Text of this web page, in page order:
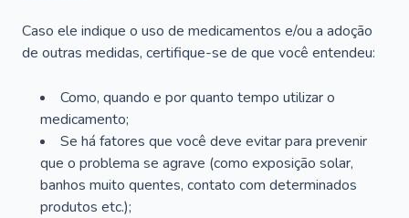
Caso ele indique o uso de medicamentos e/ou a adoção
de outras medidas, certifique-se de que você entendeu:
Como, quando e por quanto tempo utilizar o
medicamento;
Se há fatores que você deve evitar para prevenir
que o problema se agrave (como exposição solar,
banhos muito quentes, contato com determinados
produtos etc.);